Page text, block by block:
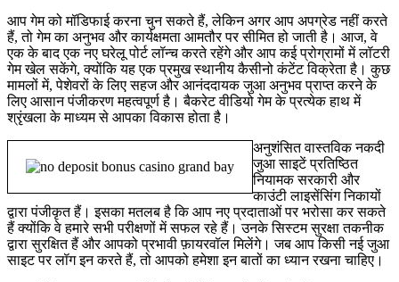
आप गेम को मॉडिफाई करना चुन सकते हैं, लेकिन अगर आप अपग्रेड नहीं करते
हैं, तो गेम का अनुभव और कार्यक्षमता आमतौर पर सीमित हो जाती है। आज, वे
एक के बाद एक नए घरेलू पोर्ट लॉन्च करते रहेंगे और आप कई प्रोग्रामों में लॉटरी
गेम खेल सकेंगे, क्योंकि यह एक प्रमुख स्थानीय कैसीनो कंटेंट विक्रेता है। कुछ
मामलों में, पेशेवरों के लिए सहज और आनंददायक जुआ अनुभव प्राप्त करने के
लिए आसान पंजीकरण महत्वपूर्ण है। बैकरेट वीडियो गेम के प्रत्येक हाथ में
श्रृंखला के माध्यम से आपका विकास होता है।
अनुशंसित वास्तविक नकदी
जुआ साइटें प्रतिष्ठित
नियामक सरकारी और
काउंटी लाइसेंसिंग निकायों
द्वारा पंजीकृत हैं। इसका मतलब है कि आप नए प्रदाताओं पर भरोसा कर सकते
हैं क्योंकि वे हमारे सभी परीक्षणों में सफल रहे हैं। उनके सिस्टम सुरक्षा तकनीक
द्वारा सुरक्षित हैं और आपको प्रभावी फ़ायरवॉल मिलेंगे। जब आप किसी नई जुआ
साइट पर लॉग इन करते हैं, तो आपको हमेशा इन बातों का ध्यान रखना चाहिए।